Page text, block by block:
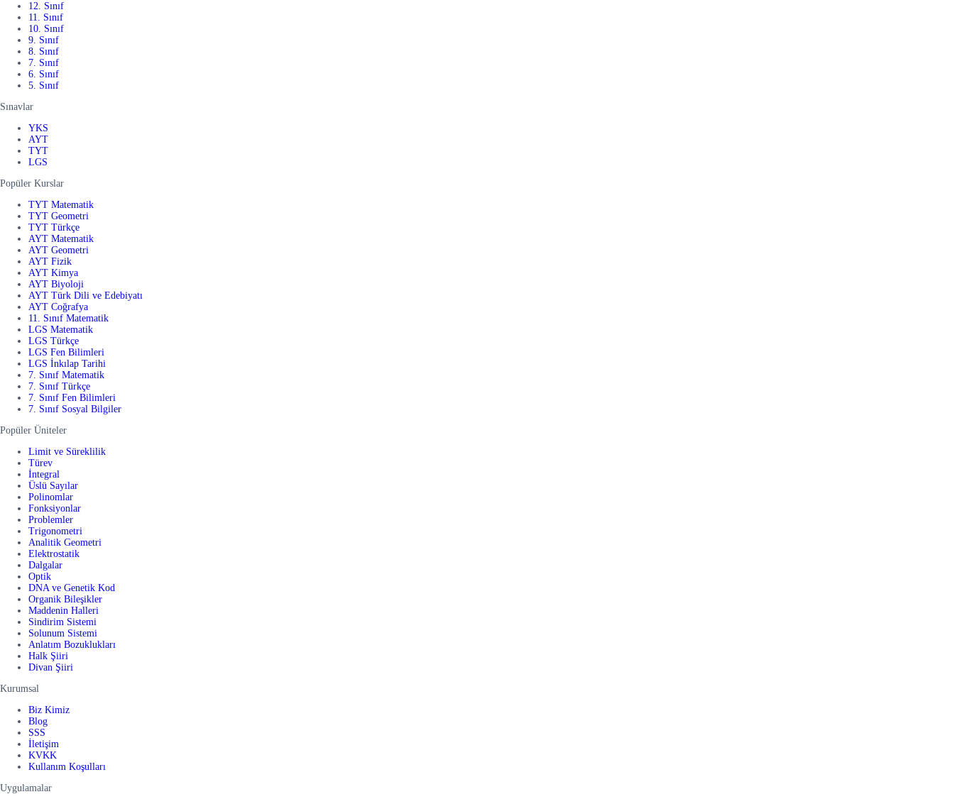
12. Sınıf
11. Sınıf
10. Sınıf
9. Sınıf
8. Sınıf
7. Sınıf
6. Sınıf
5. Sınıf
Sınavlar
YKS
AYT
TYT
LGS
Popüler Kurslar
TYT Matematik
TYT Geometri
TYT Türkçe
AYT Matematik
AYT Geometri
AYT Fizik
AYT Kimya
AYT Biyoloji
AYT Türk Dili ve Edebiyatı
AYT Coğrafya
11. Sınıf Matematik
LGS Matematik
LGS Türkçe
LGS Fen Bilimleri
LGS İnkılap Tarihi
7. Sınıf Matematik
7. Sınıf Türkçe
7. Sınıf Fen Bilimleri
7. Sınıf Sosyal Bilgiler
Popüler Üniteler
Limit ve Süreklilik
Türev
İntegral
Üslü Sayılar
Polinomlar
Fonksiyonlar
Problemler
Trigonometri
Analitik Geometri
Elektrostatik
Dalgalar
Optik
DNA ve Genetik Kod
Organik Bileşikler
Maddenin Halleri
Sindirim Sistemi
Solunum Sistemi
Anlatım Bozuklukları
Halk Şiiri
Divan Şiiri
Kurumsal
Biz Kimiz
Blog
SSS
İletişim
KVKK
Kullanım Koşulları
Uygulamalar